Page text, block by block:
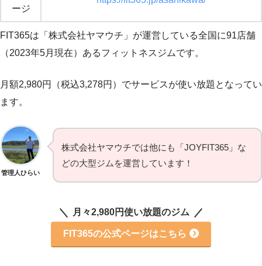
ージ
FIT365は「株式会社ヤマウチ」が運営している全国に91店舗
（2023年5月現在）あるフィットネスジムです。
月額2,980円（税込3,278円）でサービスが使い放題となってい
ます。
管理人ひらい
株式会社ヤマウチでは他にも「JOYFIT365」な
どの大型ジムを運営しています！
月々2,980円使い放題のジム
FIT365の公式ページはこちら